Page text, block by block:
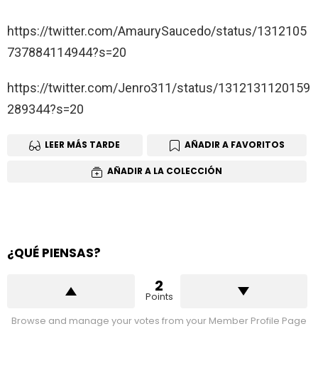
https://twitter.com/AmaurySaucedo/status/1312105
737884114944?s=20
https://twitter.com/Jenro311/status/1312131120159
289344?s=20
LEER MÁS TARDE AÑADIR A FAVORITOS
AÑADIR A LA COLECCIÓN
¿QUÉ PIENSAS?
2
Points
Browse and manage your votes from your Member Profile Page